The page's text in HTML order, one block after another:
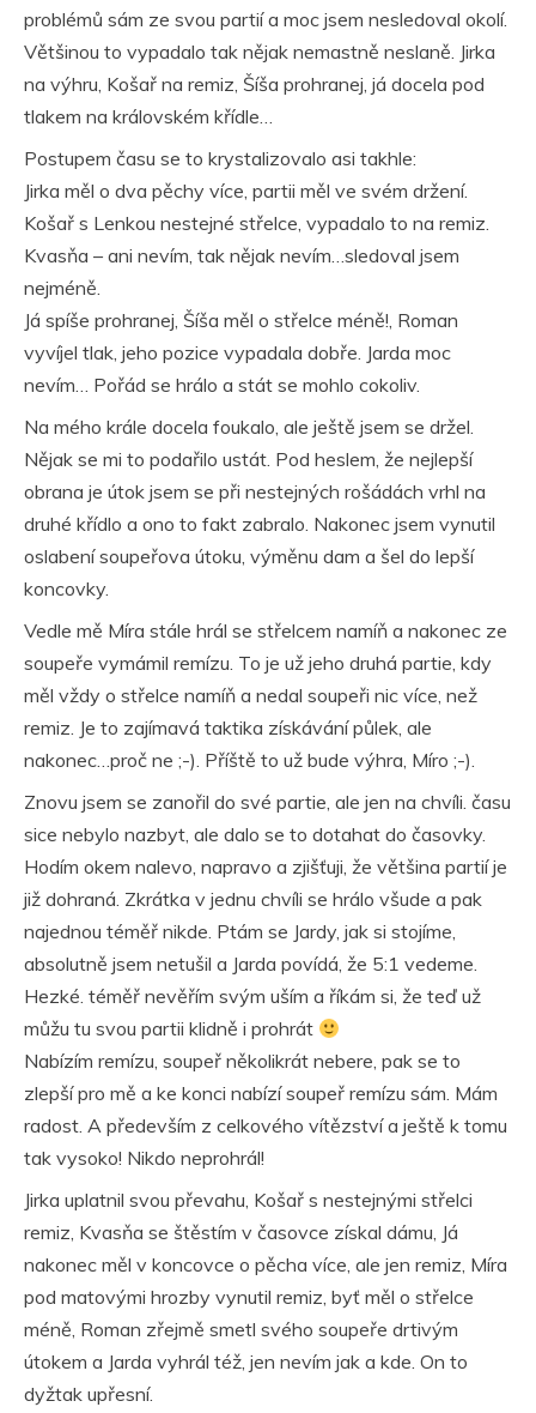
problémů sám ze svou partií a moc jsem nesledoval okolí.
Většinou to vypadalo tak nějak nemastně neslaně. Jirka
na výhru, Košař na remiz, Šíša prohranej, já docela pod
tlakem na královském křídle…
Postupem času se to krystalizovalo asi takhle:
Jirka měl o dva pěchy více, partii měl ve svém držení.
Košař s Lenkou nestejné střelce, vypadalo to na remiz.
Kvasňa – ani nevím, tak nějak nevím…sledoval jsem
nejméně.
Já spíše prohranej, Šíša měl o střelce méně!, Roman
vyvíjel tlak, jeho pozice vypadala dobře. Jarda moc
nevím… Pořád se hrálo a stát se mohlo cokoliv.
Na mého krále docela foukalo, ale ještě jsem se držel.
Nějak se mi to podařilo ustát. Pod heslem, že nejlepší
obrana je útok jsem se při nestejných rošádách vrhl na
druhé křídlo a ono to fakt zabralo. Nakonec jsem vynutil
oslabení soupeřova útoku, výměnu dam a šel do lepší
koncovky.
Vedle mě Míra stále hrál se střelcem namíň a nakonec ze
soupeře vymámil remízu. To je už jeho druhá partie, kdy
měl vždy o střelce namíň a nedal soupeři nic více, než
remiz. Je to zajímavá taktika získávání půlek, ale
nakonec…proč ne ;-). Příště to už bude výhra, Míro ;-).
Znovu jsem se zanořil do své partie, ale jen na chvíli. času
sice nebylo nazbyt, ale dalo se to dotahat do časovky.
Hodím okem nalevo, napravo a zjišťuji, že většina partií je
již dohraná. Zkrátka v jednu chvíli se hrálo všude a pak
najednou téměř nikde. Ptám se Jardy, jak si stojíme,
absolutně jsem netušil a Jarda povídá, že 5:1 vedeme.
Hezké. téměř nevěřím svým uším a říkám si, že teď už
můžu tu svou partii klidně i prohrát
Nabízím remízu, soupeř několikrát nebere, pak se to
zlepší pro mě a ke konci nabízí soupeř remízu sám. Mám
radost. A především z celkového vítězství a ještě k tomu
tak vysoko! Nikdo neprohrál!
Jirka uplatnil svou převahu, Košař s nestejnými střelci
remiz, Kvasňa se štěstím v časovce získal dámu, Já
nakonec měl v koncovce o pěcha více, ale jen remiz, Míra
pod matovými hrozby vynutil remiz, byť měl o střelce
méně, Roman zřejmě smetl svého soupeře drtivým
útokem a Jarda vyhrál též, jen nevím jak a kde. On to
dyžtak upřesní.